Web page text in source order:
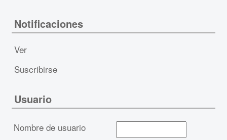
Notificaciones
Ver
Suscribirse
Usuario
Nombre de usuario